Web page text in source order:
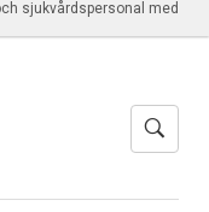
sjukvårdspersonal med